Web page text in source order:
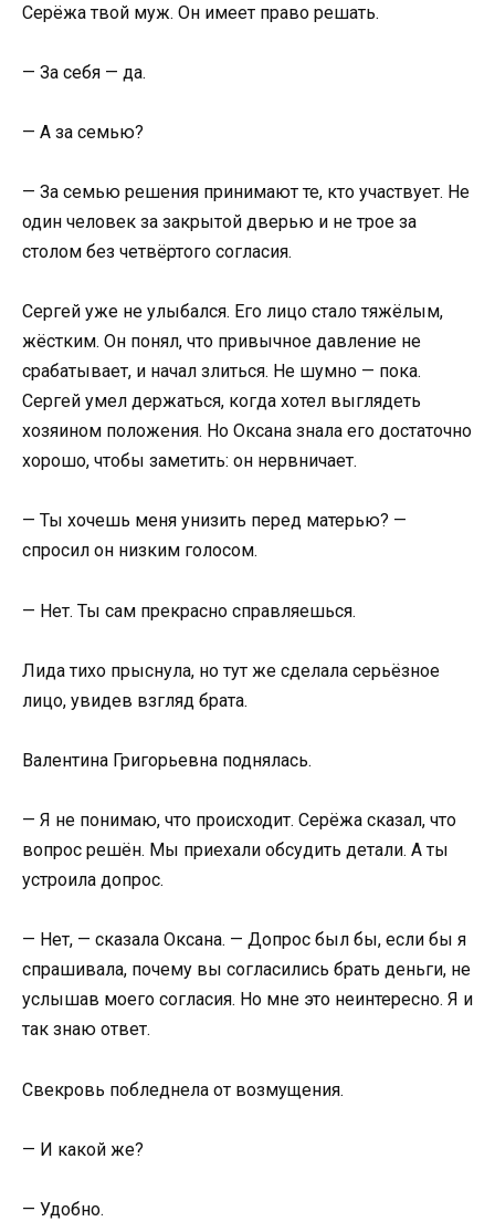
Серёжа твой муж. Он имеет право решать.
— За себя — да.
— А за семью?
— За семью решения принимают те, кто участвует. Не
один человек за закрытой дверью и не трое за
столом без четвёртого согласия.
Сергей уже не улыбался. Его лицо стало тяжёлым,
жёстким. Он понял, что привычное давление не
срабатывает, и начал злиться. Не шумно — пока.
Сергей умел держаться, когда хотел выглядеть
хозяином положения. Но Оксана знала его достаточно
хорошо, чтобы заметить: он нервничает.
— Ты хочешь меня унизить перед матерью? —
спросил он низким голосом.
— Нет. Ты сам прекрасно справляешься.
Лида тихо прыснула, но тут же сделала серьёзное
лицо, увидев взгляд брата.
Валентина Григорьевна поднялась.
— Я не понимаю, что происходит. Серёжа сказал, что
вопрос решён. Мы приехали обсудить детали. А ты
устроила допрос.
— Нет, — сказала Оксана. — Допрос был бы, если бы я
спрашивала, почему вы согласились брать деньги, не
услышав моего согласия. Но мне это неинтересно. Я и
так знаю ответ.
Свекровь побледнела от возмущения.
— И какой же?
— Удобно.